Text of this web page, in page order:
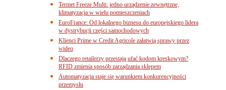
Termet Freeze Multi: jedno urządzenie zewnętrzne,
klimatyzacja w wielu pomieszczeniach
EuroFrance: Od lokalnego biznesu do europejskiego lidera
w dystrybucji części samochodowych
Klienci Prime w Credit Agricole załatwią sprawy przez
wideo
Dlaczego retailerzy przestają ufać kodom kreskowym?
RFID zmienia sposób zarządzania sklepem
Automatyzacja staje się warunkiem konkurencyjności
przemysłu